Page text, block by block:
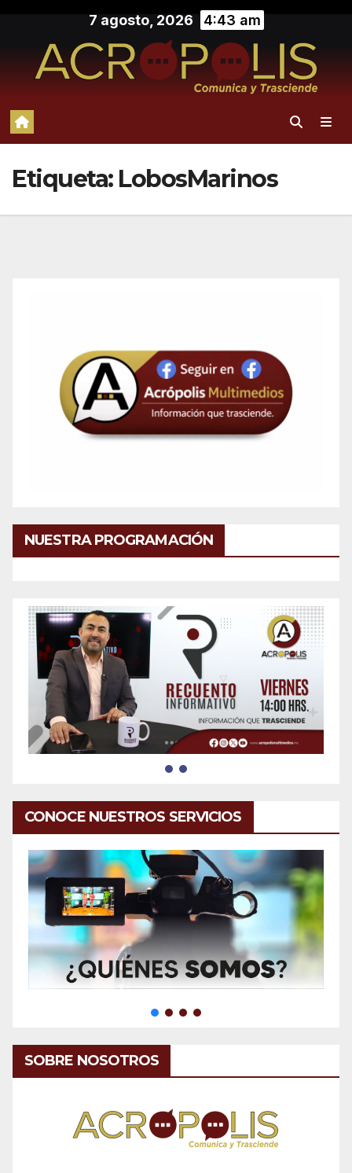
contenido
7 agosto, 2026 4:43 am
Etiqueta: LobosMarinos
NUESTRA PROGRAMACIÓN
CONOCE NUESTROS SERVICIOS
SOBRE NOSOTROS